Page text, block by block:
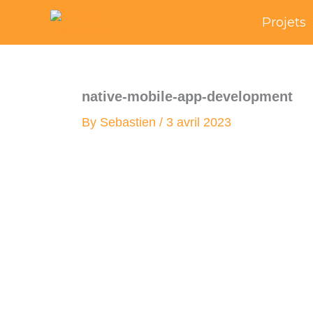
content
Projets
native-mobile-app-development
By Sebastien / 3 avril 2023